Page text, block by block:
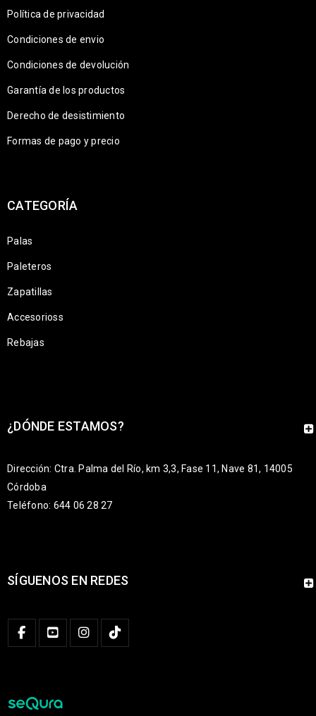
Política de privacidad
Condiciones de envio
Condiciones de devolución
Garantía de los productos
Derecho de desistimiento
Formas de pago y precio
CATEGORÍA
Palas
Paleteros
Zapatillas
Accesorioss
Rebajas
¿DÓNDE ESTAMOS?
Dirección: Ctra. Palma del Río, km 3,3, Fase 11, Nave 81, 14005
Córdoba
Teléfono: 644 06 28 27
SÍGUENOS EN REDES